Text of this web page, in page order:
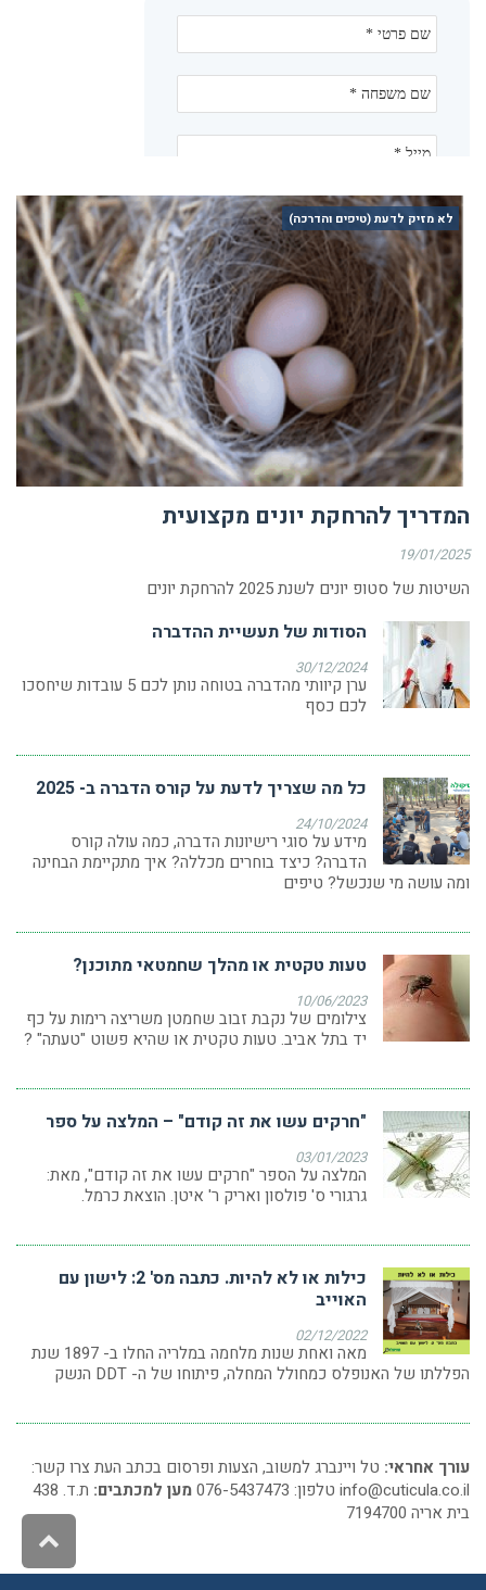
לא מזיק לדעת (טיפים והדרכה)
המדריך להרחקת יונים מקצועית
19/01/2025
השיטות של סטופ יונים לשנת 2025 להרחקת יונים
הסודות של תעשיית ההדברה
30/12/2024
ערן קיוותי מהדברה בטוחה נותן לכם 5 עובדות שיחסכו
לכם כסף
כל מה שצריך לדעת על קורס הדברה ב- 2025
24/10/2024
מידע על סוגי רישיונות הדברה, כמה עולה קורס
הדברה? כיצד בוחרים מכללה? איך מתקיימת הבחינה
ומה עושה מי שנכשל? טיפים
טעות טקטית או מהלך שחמטאי מתוכנן?
10/06/2023
צילומים של נקבת זבוב שחמטן משריצה רימות על כף
יד בתל אביב. טעות טקטית או שהיא פשוט "טעתה" ?
"חרקים עשו את זה קודם" – המלצה על ספר
03/01/2023
המלצה על הספר "חרקים עשו את זה קודם", מאת:
גרגורי ס' פולסון ואריק ר' איטן. הוצאת כרמל.
כילות או לא להיות. כתבה מס' 2: לישון עם
האוייב
02/12/2022
מאה ואחת שנות מלחמה במלריה החלו ב- 1897 שנת
הפללתו של האנופלס כמחולל המחלה, פיתוחו של ה- DDT הנשק
עורך אחראי: טל ויינברג למשוב, הצעות ופרסום בכתב העת צרו קשר:
info@cuticula.co.il טלפון: 076-5437473 מען למכתבים:
ת.ד. 438
בית אריה 7194700